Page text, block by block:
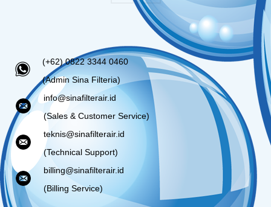
(+62) 0822 3344 0460
(Admin Sina Filteria)
info@sinafilterair.id
(Sales & Customer Service)
teknis@sinafilterair.id
(Technical Support)
billing@sinafilterair.id
(Billing Service)